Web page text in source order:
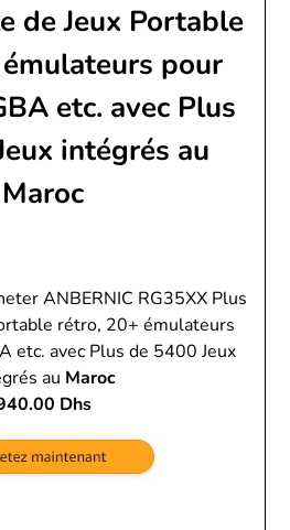
de Jeux Portable
pour
etc. avec Plus
intégrés au
Maroc
ANBERNIC RG35XX Plus
rétro, 20+ émulateurs
etc. avec Plus de 5400 Jeux
au Maroc
Dhs